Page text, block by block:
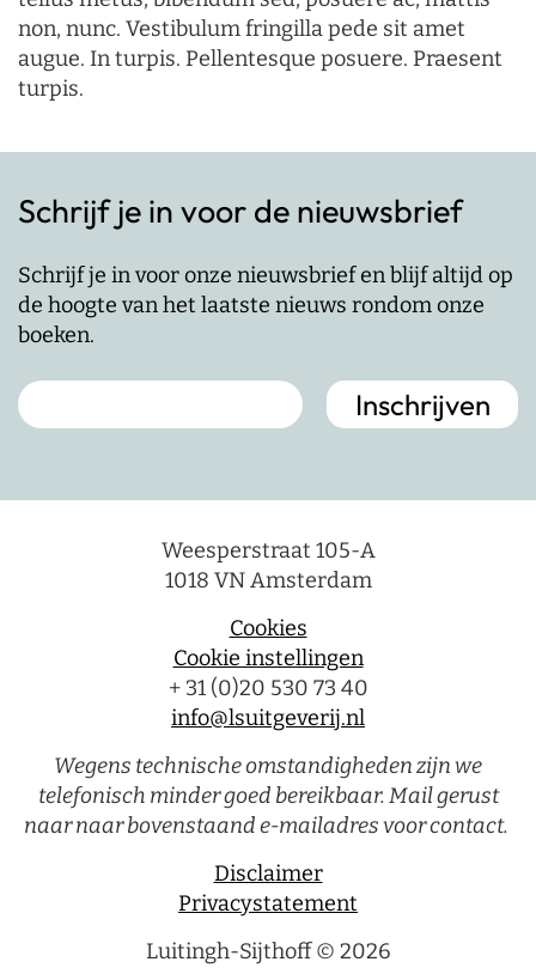
non, nunc. Vestibulum fringilla pede sit amet
augue. In turpis. Pellentesque posuere. Praesent
turpis.
Schrijf je in voor de nieuwsbrief
Schrijf je in voor onze nieuwsbrief en blijf altijd op
de hoogte van het laatste nieuws rondom onze
boeken.
Weesperstraat 105-A
1018 VN Amsterdam
Cookies
Cookie instellingen
+ 31 (0)20 530 73 40
info@lsuitgeverij.nl
Wegens technische omstandigheden zijn we
telefonisch minder goed bereikbaar. Mail gerust
naar naar bovenstaand e-mailadres voor contact.
Disclaimer
Privacystatement
Luitingh-Sijthoff © 2026